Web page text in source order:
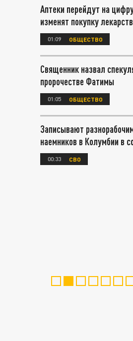
Аптеки перейдут на
изменят покупку лекарств
01:09 ОБЩЕСТВО
Священник назвал
пророчестве Фатимы
01:05 ОБЩЕСТВО
Записывают
наемников в Колумбии в
00:33 СВО